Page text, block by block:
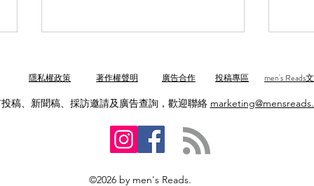
【富士山攻頂指南2026】捉緊
隱私權政策 著作權聲明 廣告合作 投稿專區
men's Reads
稿、新聞稿、採訪邀請及廣告查詢，歡迎聯絡
©2026 by men's Reads.